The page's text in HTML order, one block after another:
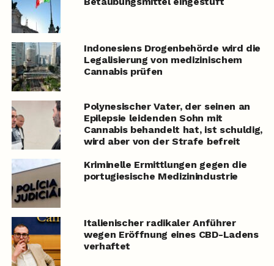
Indonesiens Drogenbehörde wird die
Legalisierung von medizinischem
Cannabis prüfen
Polynesischer Vater, der seinen an
Epilepsie leidenden Sohn mit
Cannabis behandelt hat, ist schuldig,
wird aber von der Strafe befreit
Kriminelle Ermittlungen gegen die
portugiesische Medizinindustrie
Italienischer radikaler Anführer
wegen Eröffnung eines CBD-Ladens
verhaftet